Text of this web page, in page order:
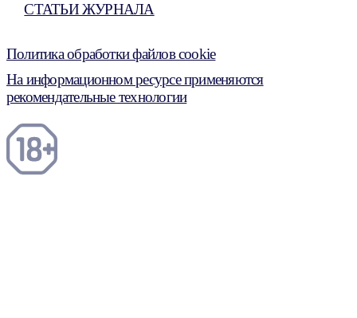
СТАТЬИ ЖУРНАЛА
Политика обработки файлов cookie
На информационном ресурсе применяются
рекомендательные технологии